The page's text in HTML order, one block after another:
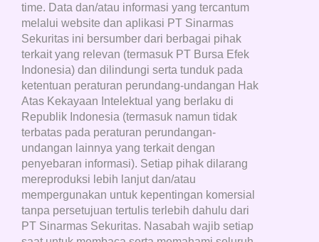
time. Data dan/atau informasi yang tercantum
melalui website dan aplikasi PT Sinarmas
Sekuritas ini bersumber dari berbagai pihak
terkait yang relevan (termasuk PT Bursa Efek
Indonesia) dan dilindungi serta tunduk pada
ketentuan peraturan perundang-undangan Hak
Atas Kekayaan Intelektual yang berlaku di
Republik Indonesia (termasuk namun tidak
terbatas pada peraturan perundangan-
undangan lainnya yang terkait dengan
penyebaran informasi). Setiap pihak dilarang
mereproduksi lebih lanjut dan/atau
mempergunakan untuk kepentingan komersial
tanpa persetujuan tertulis terlebih dahulu dari
PT Sinarmas Sekuritas. Nasabah wajib setiap